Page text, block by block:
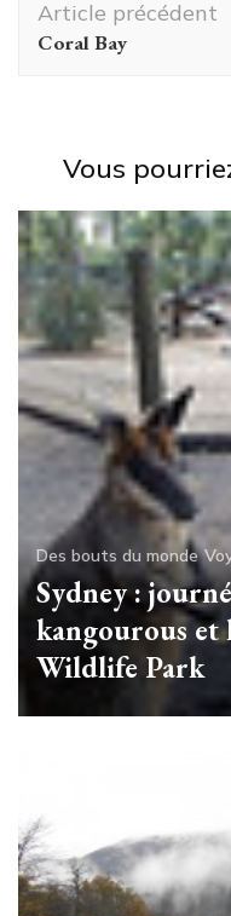
d'article
Article précédent
Coral Bay
Vous
Des bouts du monde
Sydney :
kangourous et
Wildlife Park